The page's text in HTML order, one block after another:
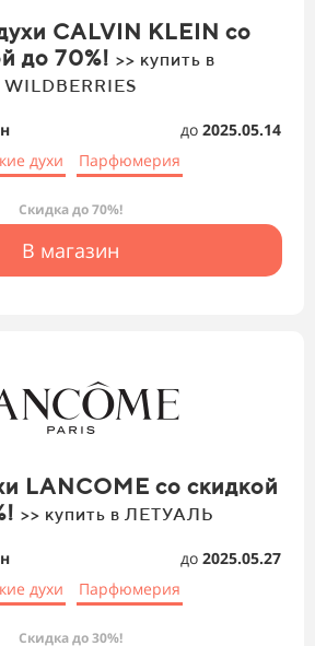
CALVIN KLEIN со
до 70%! >> купить в
WILDBERRIES
до 2025.05.14
духи
Парфюмерия
Скидка до 70%!
В магазин
LANCOME со скидкой
>> купить в ЛЕТУАЛЬ
до 2025.05.27
духи
Парфюмерия
Скидка до 30%!